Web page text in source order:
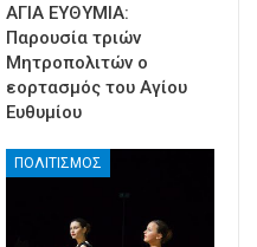
ΑΓΙΑ ΕΥΘΥΜΙΑ:
Παρουσία τριών
Μητροπολιτών ο
εορτασμός του Αγίου
Ευθυμίου
ΠΟΛΙΤΙΣΜΟΣ